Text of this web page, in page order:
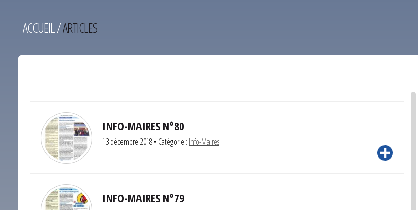
ACCUEIL/ARTICLES
INFO-MAIRES N°80
13 décembre 2018• Catégorie : Info-Maires
INFO-MAIRES N°79